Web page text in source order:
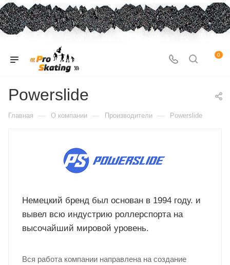
0
Powerslide
Главная — О компании — Производители — Powerslide
Немецкий бренд был основан в 1994 году. и
вывел всю индустрию роллерспорта на
высочайший мировой уровень.
Вся работа компании направлена на создание